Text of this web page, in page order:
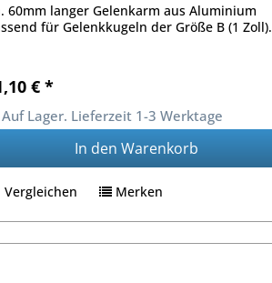
60mm langer Gelenkarm aus Aluminium
für Gelenkkugeln der Größe B (1 Zoll).
€ *
Auf Lager. Lieferzeit 1-3 Werktage
In den Warenkorb
Vergleichen Merken